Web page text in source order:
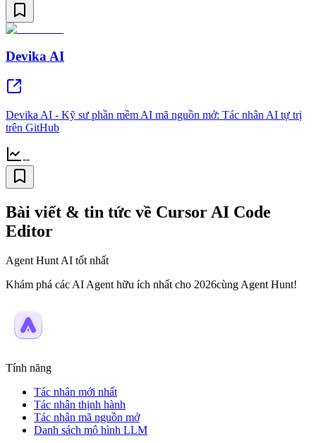
Devika AI
Devika AI - Kỹ sư phần mềm AI mã nguồn mở: Tác nhân AI tự trị
trên GitHub
--
Bài viết & tin tức về Cursor AI Code
Editor
Agent Hunt AI tốt nhất
Khám phá các AI Agent hữu ích nhất cho 2026cùng Agent Hunt!
Tính năng
Tác nhân mới nhất
Tác nhân thịnh hành
Tác nhân mã nguồn mở
Danh sách mô hình LLM